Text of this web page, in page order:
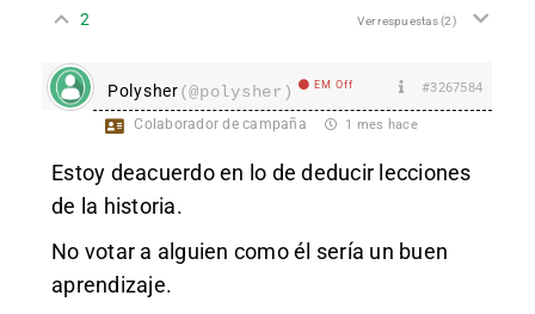
2 Ver respuestas(2)
Polysher(@polysher) EM Off #3267584
Colaborador de campaña 1 mes hace
Estoy deacuerdo en lo de deducir lecciones
de la historia.
No votar a alguien como él sería un buen
aprendizaje.